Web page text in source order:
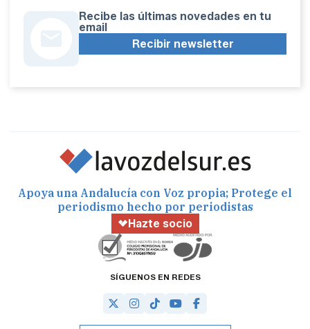
Recibe las últimas novedades en tu
email
Recibir newsletter
Apoya una Andalucía con Voz propia; Protege el
periodismo hecho por periodistas
Hazte socio
SÍGUENOS EN REDES